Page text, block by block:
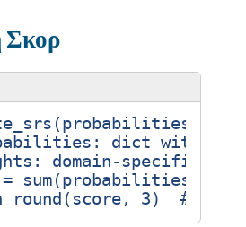
Σκορ
(probabilities
dict with
domain‑specific
= sum(probabilities
round ( score, 3) # 0‑1